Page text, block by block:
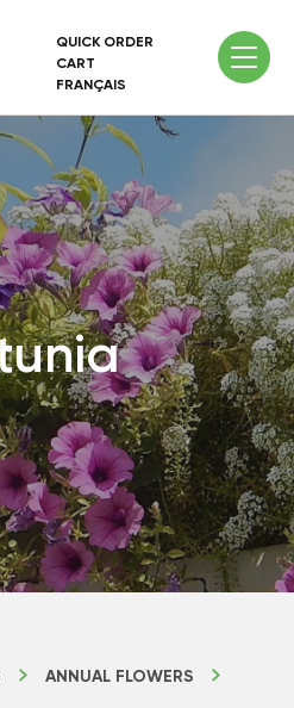
QUICK ORDER
CART
FRANÇAIS
ANNUAL FLOWERS